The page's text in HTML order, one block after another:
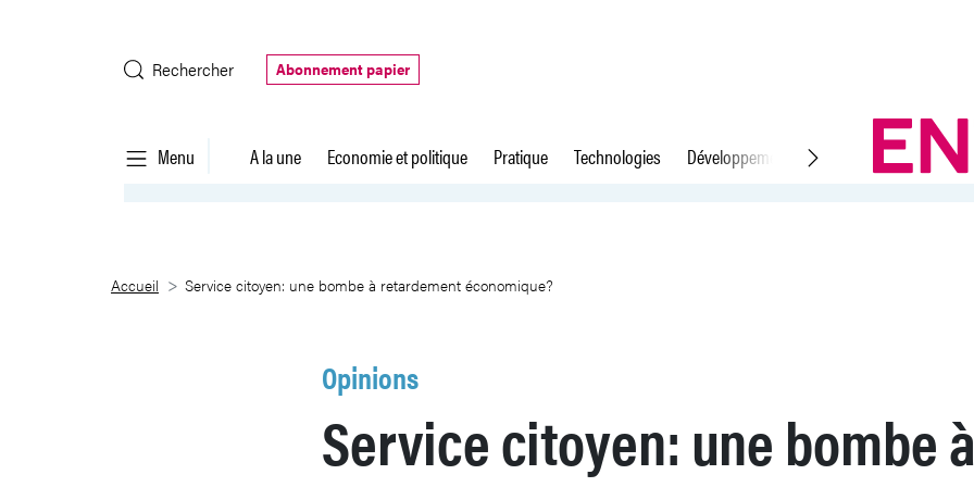
Rechercher
Abonnement papier
Menu A la une Economie et politique Pratique Technologies Développement durable Droit du travail
Service citoyen: une bombe à retardement économique?
Accueil Service citoyen: une bombe à retardement économique?
Opinions
Service citoyen: une bombe à